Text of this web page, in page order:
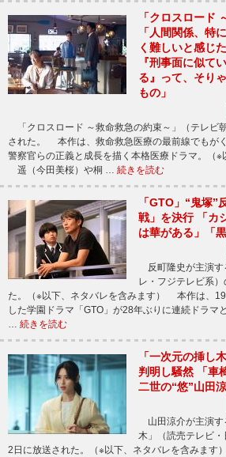
「クロスロード
「人間関係、特
く難しいと感じ
『刑事面に似て
る』って、そり
もの」
「クロスロード ～救命救急の約束～」（テレビ
された。 本作は、救命救急医療の最前線でもが
警察官らの正義と成長を描く本格医療ドラマ。（※
遥（今田美桜）や桐 … 続きを読む
「GTO」“鬼塚
戦」を決行 「カ
は華がある」「
反町隆史が主演す
レ・フジテレビ系
た。（※以下、ネタバレを含みます） 本作は、
した学園ドラマ「GTO」が28年ぶりに連続ドラマ
続きを読む
「一次元の挿し
判明し騒然 「車
二世の“悠”山田
山田涼介が主演す
木」（読売テレビ・
2日に放送された。（※以下、ネタバレを含みま